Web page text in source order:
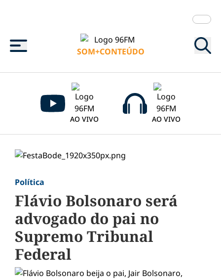
Menu
SOM+CONTEÚDO
AO VIVO AO VIVO
Política
Flávio Bolsonaro será
advogado do pai no
Supremo Tribunal
Federal